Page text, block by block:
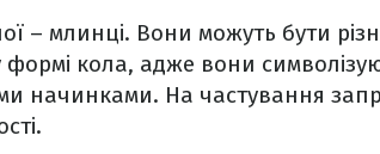
– млинці. Вони можуть бути
кола, адже вони
начинками. На частування